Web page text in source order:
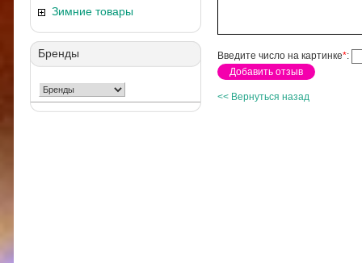
Зимние товары
Бренды Введите число на картинке*:
<< Вернуться назад